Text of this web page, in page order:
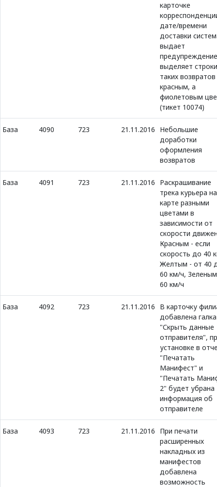
карточке
дате/времени
доставки
выдает
выделяет строки
таких
красным, а
фиолетовым
(тикет 10074)
База 4090 723 21.11.2016
Небольшие
доработки
оформления
возвратов
База 4091 723 21.11.2016
Раскрашивание
трека курьера на
карте разными
цветами в
зависимости от
скорости
Красным - если
скорость до 40
Желтым - от 40
60 км/ч,
60 км/ч
База 4092 723 21.11.2016
В карточку
добавлена галка
"Скрыть данные
отправителя",
установке в
"Печатать
Манифест" и
"Печатать
2" будет убрана
информация об
отправителе
База 4093 723 21.11.2016
При печати
расширенных
накладных из
манифестов
добавлена
возможность